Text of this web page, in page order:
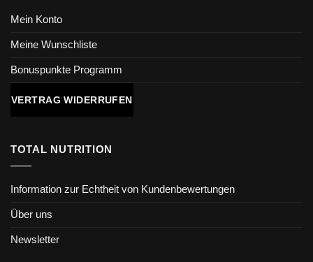
Mein Konto
Meine Wunschliste
Bonuspunkte Programm
VERTRAG WIDERRUFEN
TOTAL NUTRITION
Information zur Echtheit von Kundenbewertungen
Über uns
Newsletter